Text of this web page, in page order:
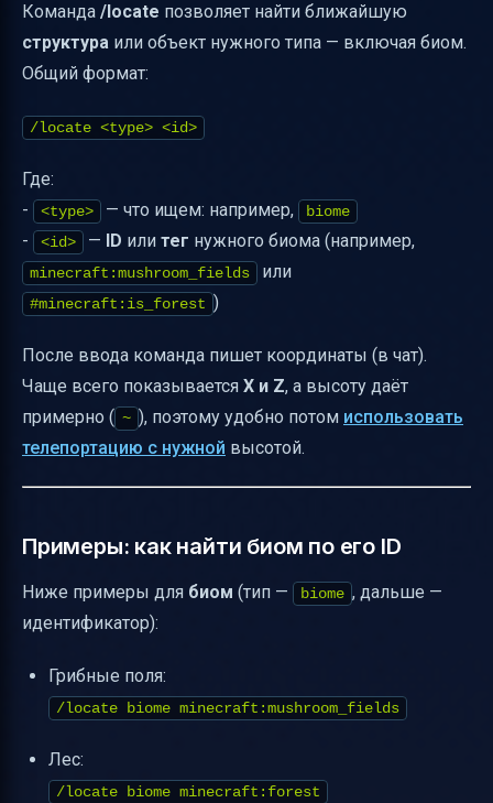
Команда /locate позволяет найти ближайшую
структура или объект нужного типа — включая биом.
Общий формат:
/locate <type> <id>
Где:
-
<type> — что ищем: например, biome
- <id> — ID или тег нужного биома (например,
minecraft:mushroom_fields или
#minecraft:is_forest )
После ввода команда пишет координаты (в чат).
Чаще всего показывается X и Z, а высоту даёт
примерно ( ~ ), поэтому удобно потом использовать
телепортацию с нужной высотой.
Примеры: как найти биом по его ID
Ниже примеры для биом (тип — biome , дальше —
идентификатор):
Грибные поля:
/locate biome minecraft:mushroom_fields
Лес:
/locate biome minecraft:forest